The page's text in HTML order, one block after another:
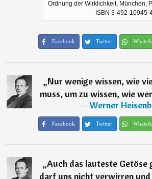
Ordnung der Wirklichkeit, München,
- ISBN 3-492-10945-
Facebook Twitter
„Nur wenige wissen, wie
muss, um zu wissen, wie
―Werner
Facebook Twitter
„Auch das lauteste Getöse
darf uns nicht verwirren